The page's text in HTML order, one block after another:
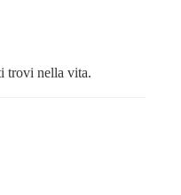
trovi nella vita.